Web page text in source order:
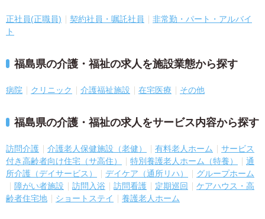
正社員(正職員) 契約社員・嘱託社員
非常勤・パート・アルバイ
ト
福島県の介護・福祉の求人を施設業態から探す
病院 クリニック 介護福祉施設 在宅医療 その他
福島県の介護・福祉の求人をサービス内容から探す
訪問介護 介護老人保健施設（老健） 有料老人ホーム
サービス
付き高齢者向け住宅（サ高住）
特別養護老人ホーム（特養）
通
所介護（デイサービス）
デイケア（通所リハ）
グループホーム
障がい者施設
訪問入浴 訪問看護 定期巡回
ケアハウス・高
齢者住宅地
ショートステイ 養護老人ホーム